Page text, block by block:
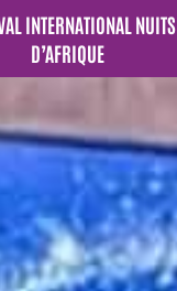
INTERNATIONAL NUITS
D’AFRIQUE